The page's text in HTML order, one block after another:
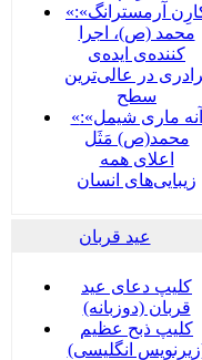
«کارِن آرمسترانگ»:
محمد (ص)، اجرا
کننده‌ی ایده‌ی
در عالی‌ترین
سطح
«آنه ماری شیمل»:
محمد(ص) مَثَل
اعلای همه
زیبایی‌های انسان
عید قربان
کلیپ دعای عید
قربان (دوزبانه)
کلیپ ذبح عظیم
انگلیسی)